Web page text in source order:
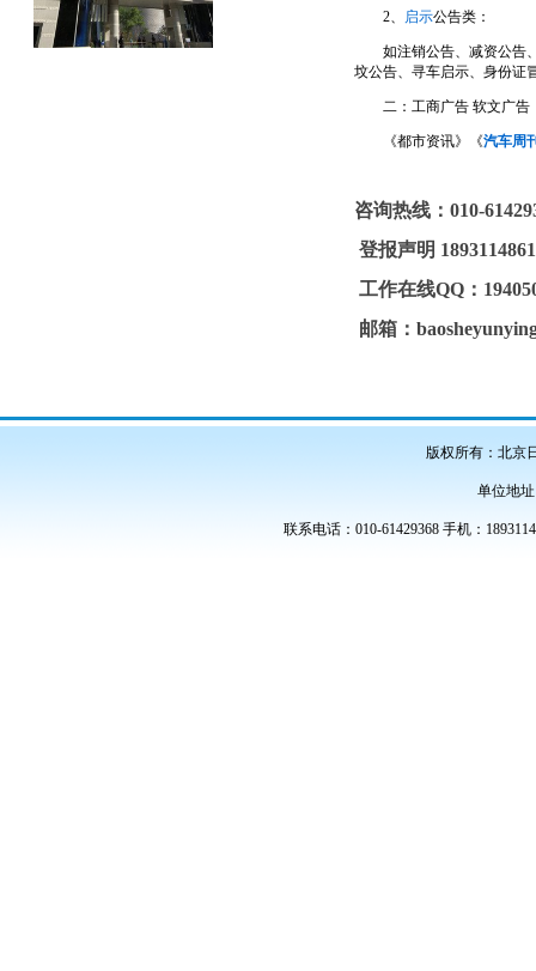
2、 启示公告类：
如注销公告、减资公告、
坟公告、寻车启示、身份证
二：工商广告 软文广告
《都市资讯》《汽车周
咨询热线： 010-
登报声明
工作在线QQ ：
邮箱：
版权所有：北京
单位地
联系电话：010-61429368 手机：